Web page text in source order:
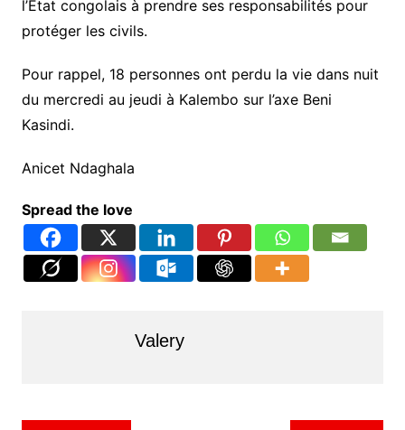
l’État congolais à prendre ses responsabilités pour
protéger les civils.
Pour rappel, 18 personnes ont perdu la vie dans nuit
du mercredi au jeudi à Kalembo sur l’axe Beni
Kasindi.
Anicet Ndaghala
Spread the love
Valery